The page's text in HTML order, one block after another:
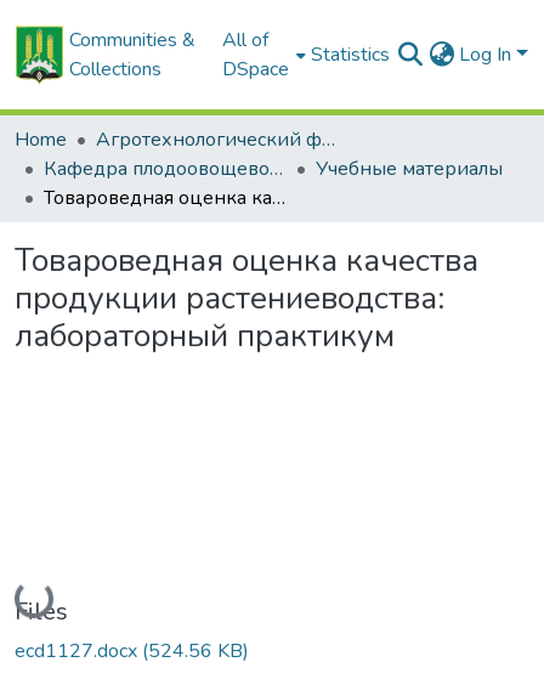
Communities &
Collections
All of
DSpace
Statistics Log In
Home
Агротехнологический факультет
Кафедра плодоовощеводства
Учебные материалы
Товароведная оценка качества продукции растениеводства: лабораторный практикум
Товароведная оценка качества
продукции растениеводства:
лабораторный практикум
Loading...
Files
ecd1127.docx (524.56 KB)